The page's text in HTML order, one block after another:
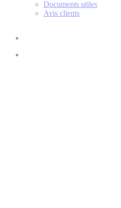
Documents utiles
Avis clients